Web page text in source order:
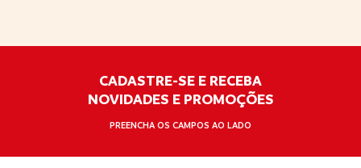
CADASTRE-SE E RECEBA
NOVIDADES E PROMOÇÕES
PREENCHA OS CAMPOS AO LADO